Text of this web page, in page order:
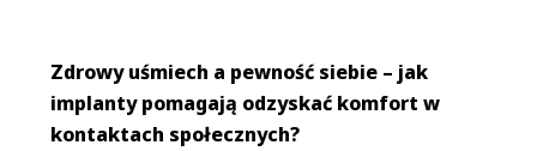
Zdrowy uśmiech a pewność siebie – jak
implanty pomagają odzyskać komfort w
kontaktach społecznych?